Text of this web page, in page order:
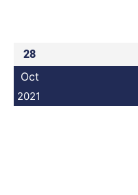
28
Oct
2021